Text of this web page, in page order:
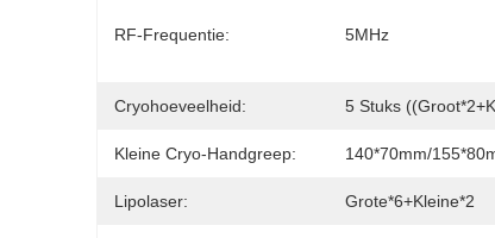
RF-Frequentie: 5MHz
Cryohoeveelheid: 5 Stuks
Kleine Cryo-Handgreep: 140*70mm/
Lipolaser: Grote*6+Kleine*2